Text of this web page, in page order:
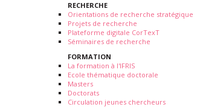
RECHERCHE
Orientations de recherche stratégique
Projets de recherche
Plateforme digitale CorTexT
Séminaires de recherche
FORMATION
La formation à l'IFRIS
Ecole thématique doctorale
Masters
Doctorats
Circulation jeunes chercheurs